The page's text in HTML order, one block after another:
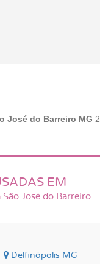
José do Barreiro MG
EM
José do Barreiro
Delfinópolis MG